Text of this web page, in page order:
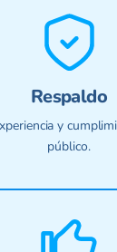
Respaldo
y
público.